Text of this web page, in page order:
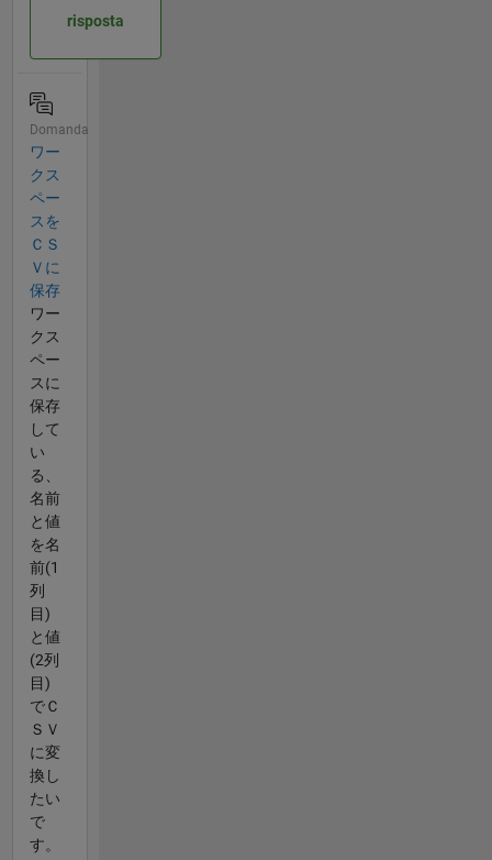
risposta
Domanda
ワー
クス
ペー
スを
ＣＳ
Ｖに
保存
ワー
クス
ペー
スに
保存
して
い
る、
名前
と値
を名
前(1
列
目)
と値
(2列
目)
でＣ
ＳＶ
に変
換し
たい
で
す。